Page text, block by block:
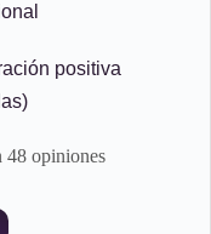
positiva
48 opiniones